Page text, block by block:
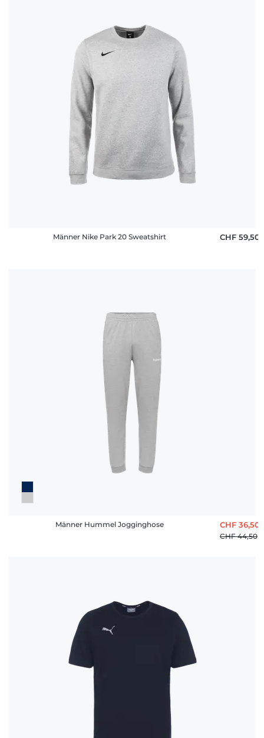
Männer Nike Park 20 Sweatshirt CHF 59,50
Männer Hummel Jogginghose CHF 36,50
CHF 44,50